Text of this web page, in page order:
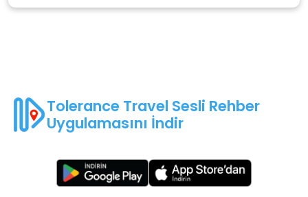
Tolerance Travel Sesli Rehber
Uygulamasını İndir